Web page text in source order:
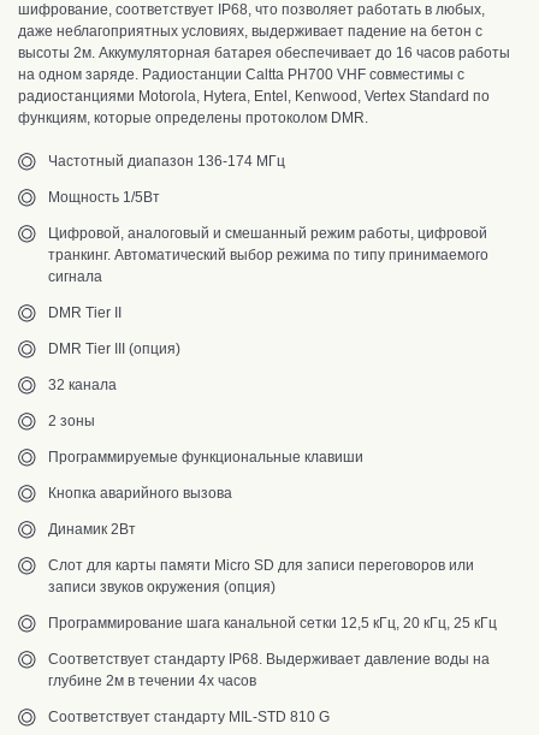
шифрование, соответствует IP68, что позволяет работать в любых,
даже неблагоприятных условиях, выдерживает падение на бетон с
высоты 2м. Аккумуляторная батарея обеспечивает до 16 часов работы
на одном заряде. Радиостанции Caltta PH700 VHF совместимы с
радиостанциями Motorola, Hytera, Entel, Kenwood, Vertex Standard по
функциям, которые определены протоколом DMR.
Частотный диапазон 136-174 МГц
Мощность 1/5Вт
Цифровой, аналоговый и смешанный режим работы, цифровой
транкинг. Автоматический выбор режима по типу принимаемого
сигнала
DMR Tier II
DMR Tier III (опция)
32 канала
2 зоны
Программируемые функциональные клавиши
Кнопка аварийного вызова
Динамик 2Вт
Слот для карты памяти Micro SD для записи переговоров или
записи звуков окружения (опция)
Программирование шага канальной сетки 12,5 кГц, 20 кГц, 25 кГц
Соответствует стандарту IP68. Выдерживает давление воды на
глубине 2м в течении 4х часов
Соответствует стандарту MIL-STD 810 G